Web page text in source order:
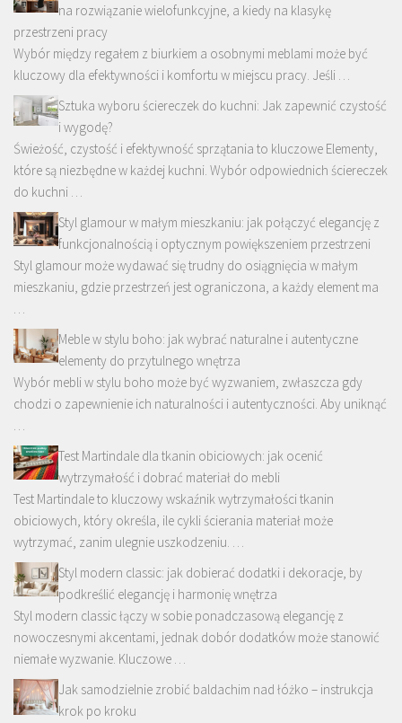
na rozwiązanie wielofunkcyjne, a kiedy na klasykę
przestrzeni pracy
Wybór między regałem z biurkiem a osobnymi meblami może być
kluczowy dla efektywności i komfortu w miejscu pracy. Jeśli …
Sztuka wyboru ściereczek do kuchni: Jak zapewnić czystość
i wygodę?
Świeżość, czystość i efektywność sprzątania to kluczowe Elementy,
które są niezbędne w każdej kuchni. Wybór odpowiednich ściereczek
do kuchni …
Styl glamour w małym mieszkaniu: jak połączyć elegancję z
funkcjonalnością i optycznym powiększeniem przestrzeni
Styl glamour może wydawać się trudny do osiągnięcia w małym
mieszkaniu, gdzie przestrzeń jest ograniczona, a każdy element ma
…
Meble w stylu boho: jak wybrać naturalne i autentyczne
elementy do przytulnego wnętrza
Wybór mebli w stylu boho może być wyzwaniem, zwłaszcza gdy
chodzi o zapewnienie ich naturalności i autentyczności. Aby uniknąć
…
Test Martindale dla tkanin obiciowych: jak ocenić
wytrzymałość i dobrać materiał do mebli
Test Martindale to kluczowy wskaźnik wytrzymałości tkanin
obiciowych, który określa, ile cykli ścierania materiał może
wytrzymać, zanim ulegnie uszkodzeniu. …
Styl modern classic: jak dobierać dodatki i dekoracje, by
podkreślić elegancję i harmonię wnętrza
Styl modern classic łączy w sobie ponadczasową elegancję z
nowoczesnymi akcentami, jednak dobór dodatków może stanowić
niemałe wyzwanie. Kluczowe …
Jak samodzielnie zrobić baldachim nad łóżko – instrukcja
krok po kroku